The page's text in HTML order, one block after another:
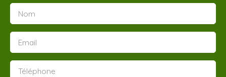
Nom
Email
Téléphone